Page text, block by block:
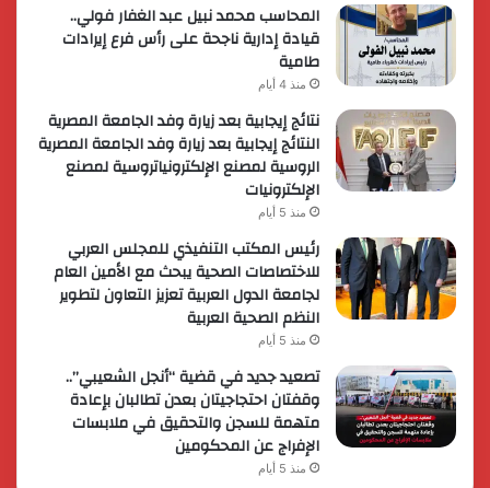
المحاسب محمد نبيل عبد الغفار فولي..
قيادة إدارية ناجحة على رأس فرع إيرادات
طامية
منذ 4 أيام
نتائج إيجابية بعد زيارة وفد الجامعة المصرية
النتائج إيجابية بعد زيارة وفد الجامعة المصرية
الروسية لمصنع الإلكترونياتروسية لمصنع
الإلكترونيات
منذ 5 أيام
رئيس المكتب التنفيذي للمجلس العربي
للاختصاصات الصحية يبحث مع الأمين العام
لجامعة الدول العربية تعزيز التعاون لتطوير
النظم الصحية العربية
منذ 5 أيام
تصعيد جديد في قضية “أنجل الشعيبي”..
وقفتان احتجاجيتان بعدن تطالبان بإعادة
متهمة للسجن والتحقيق في ملابسات
الإفراج عن المحكومين
منذ 5 أيام